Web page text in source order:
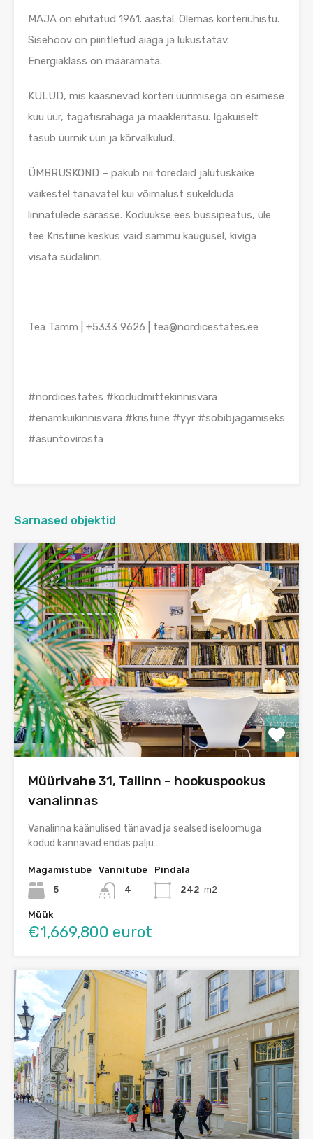
MAJA on ehitatud 1961. aastal. Olemas korteriühistu.
Sisehoov on piiritletud aiaga ja lukustatav.
Energiaklass on määramata.
KULUD, mis kaasnevad korteri üürimisega on esimese
kuu üür, tagatisrahaga ja maakleritasu. Igakuiselt
tasub üürnik üüri ja kõrvalkulud.
ÜMBRUSKOND – pakub nii toredaid jalutuskäike
väikestel tänavatel kui võimalust sukelduda
linnatulede särasse. Koduukse ees bussipeatus, üle
tee Kristiine keskus vaid sammu kaugusel, kiviga
visata südalinn.
Tea Tamm | +5333 9626 | tea@nordicestates.ee
#nordicestates #kodudmittekinnisvara
#enamkuikinnisvara #kristiine #yyr #sobibjagamiseks
#asuntovirosta
Sarnased objektid
Müürivahe 31, Tallinn – hookuspookus
vanalinnas
Vanalinna käänulised tänavad ja sealsed iseloomuga
kodud kannavad endas palju…
Magamistube
5
Vannitube
4
Pindala
242 m2
Müük
€1,669,800 eurot